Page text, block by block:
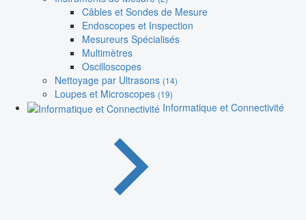
Câbles et Sondes de Mesure
Endoscopes et Inspection
Mesureurs Spécialisés
Multimètres
Oscilloscopes
Nettoyage par Ultrasons (14)
Loupes et Microscopes (19)
Informatique et Connectivité